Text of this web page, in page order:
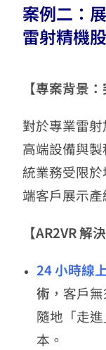
案例二：
雷射精機
【專案背景
對於專業雷
高端設備與
統業務受限
端客戶展示產
【AR2VR 解
24 小時線
術 ，客戶
隨地「走
本。